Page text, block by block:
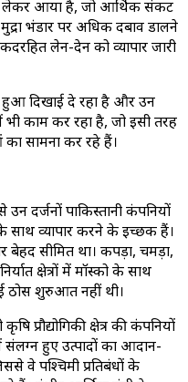
लेकर आया है, जो आर्थिक संकट
भंडार पर अधिक दबाव डालने
लेन-देन को व्यापार जारी
हुआ दिखाई दे रहा है और उन
काम कर रहा है, जो इसी तरह
का सामना कर रहे हैं।
दर्जनों पाकिस्तानी कंपनियों
व्यापार करने के इच्छक हैं।
बेहद सीमित था। कपड़ा, चमड़ा,
क्षेत्रों में मॉस्को के साथ
ठोस शुरुआत नहीं थी।
प्रौद्योगिकी क्षेत्र की कंपनियों
संलग्न हुए उत्पादों का आदान-
वे पश्चिमी प्रतिबंधों के